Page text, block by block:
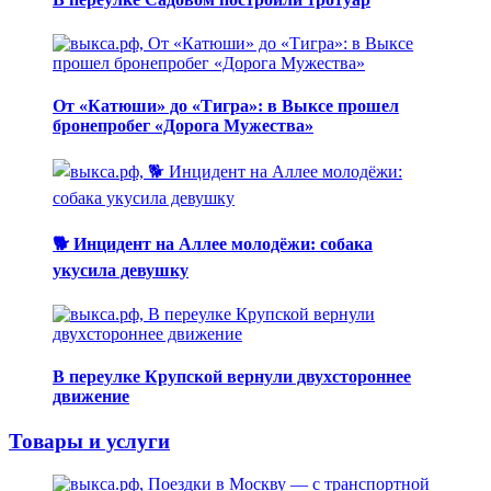
От «Катюши» до «Тигра»: в Выксе прошел
бронепробег «Дорога Мужества»
🐕 Инцидент на Аллее молодёжи: собака
укусила девушку
В переулке Крупской вернули двухстороннее
движение
Товары и услуги